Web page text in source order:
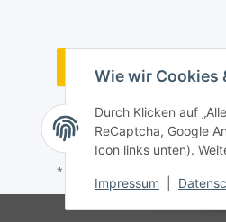
Wie wir Cookies
Durch Klicken auf
ReCaptcha, Google
Icon links unten).
Impressum
Vertrag
* Alle Preise inkl. gesetzlicher